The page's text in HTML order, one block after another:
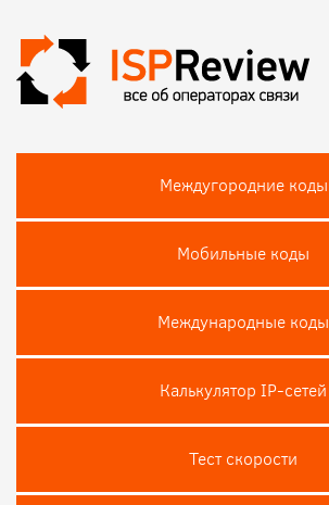
Междугородние коды
Мобильные коды
Международные коды
Калькулятор IP-сетей
Тест скороcти